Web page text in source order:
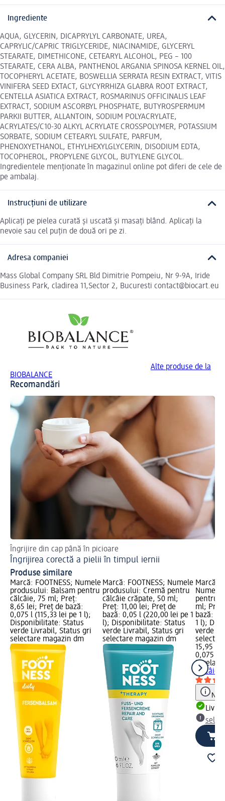
Ingrediente
AQUA, GLYCERIN, DICAPRYLYL CARBONATE, UREA,
CAPRYLIC/CAPRIC TRIGLYCERIDE, NIACINAMIDE, GLYCERYL
STEARATE, DIMETHICONE, CETEARYL ALCOHOL, PEG – 100
STEARATE, CERA ALBA, PANTHENOL ARGANIA SPINOSA KERNEL OIL,
TOCOPHERYL ACETATE, BOSWELLIA SERRATA RESIN EXTRACT, VITIS
VINIFERA SEED EXTACT, GLYCYRRHIZA GLABRA ROOT EXTRACT,
CENTELLA ASIATICA EXTRACT, ROSMARINUS OFFICINALIS LEAF
EXTRACT, SODIUM ASCORBYL PHOSPHATE, BUTYROSPERMUM
PARKII BUTTER, ALLANTOIN, SODIUM POLYACRYLATE,
ACRYLATES/C10-30 ALKYL ACRYLATE CROSSPOLYMER, POTASSIUM
SORBATE, SODIUM CETEARYL SULFATE, PARFUM,
PHENOXYETHANOL, ETHYLHEXYLGLYCERIN, DISODIUM EDTA,
TOCOPHEROL, PROPYLENE GLYCOL, BUTYLENE GLYCOL.
Ingredientele menționate în magazinul online pot diferi de cele de
pe ambalaj.
Instrucțiuni de utilizare
Aplicați pe pielea curată și uscată și masați blând. Aplicați la
nevoie sau cel puțin de două ori pe zi.
Adresa companiei
Mass Global Company SRL Bld Dimitrie Pompeiu, Nr 9-9A, Iride
Business Park, cladirea 11,Sector 2, Bucuresti contact@biocart.eu
Alte produse de la
BIOBALANCE
Recomandări
Îngrijire din cap până în picioare
Îngrijirea corectă a pielii în timpul iernii
Produse similare
Marcă: FOOTNESS; Numele
produsului: Balsam pentru
călcâie, 75 ml; Preț:
8,65 lei; Preț de bază:
0,075 l (115,33 lei pe 1 l);
Disponibilitate: Status
verde Livrabil, Status gri
selectare magazin dm
Marcă: FOOTNESS; Numele
produsului: Cremă pentru
călcâie crăpate, 50 ml;
Preț: 11,00 lei; Preț de
bază: 0,05 l (220,00 lei pe 1
l); Disponibilitate: Status
verde Livrabil, Status gri
selectare magazin dm
Marcă:
Numele
pentru
ml;
bază:
1 l);
verde
15,95 lei
0,075 l
călcâie
Notă